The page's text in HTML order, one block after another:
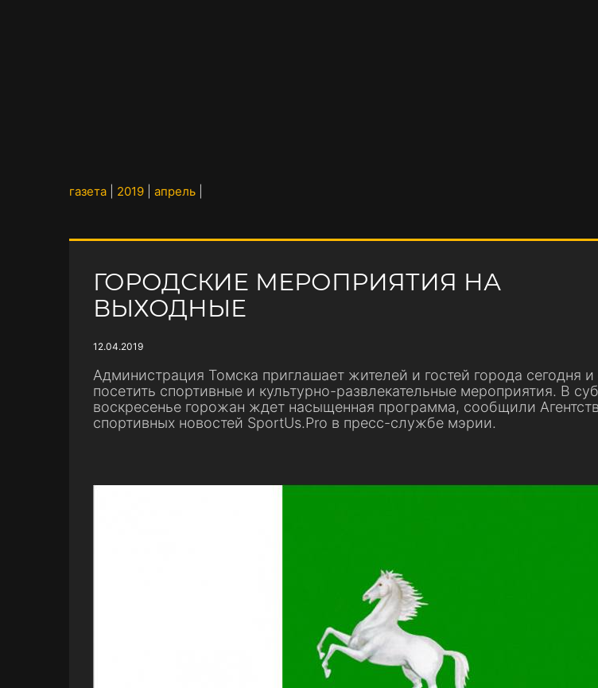
газета 2019 апрель
ГОРОДСКИЕ МЕРОПРИЯТИЯ НА
ВЫХОДНЫЕ
12.04.2019
Администрация Томска приглашает жителей и гостей города сегодня и
посетить спортивные и культурно-развлекательные мероприятия. В
воскресенье горожан ждет насыщенная программа, сообщили
спортивных новостей SportUs.Pro в пресс-службе мэрии.